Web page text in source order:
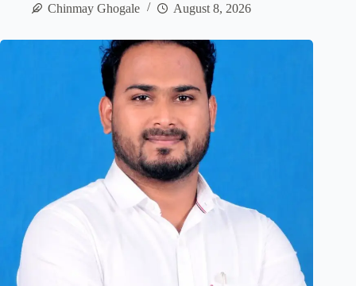
Chinmay Ghogale
August 8, 2026